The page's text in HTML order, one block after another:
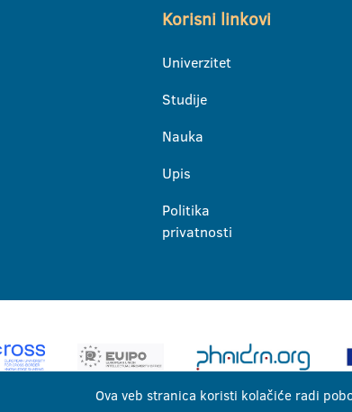
Korisni linkovi
Univerzitet
Studije
Nauka
Upis
Politika
privatnosti
Ova veb stranica koristi kolačiće radi